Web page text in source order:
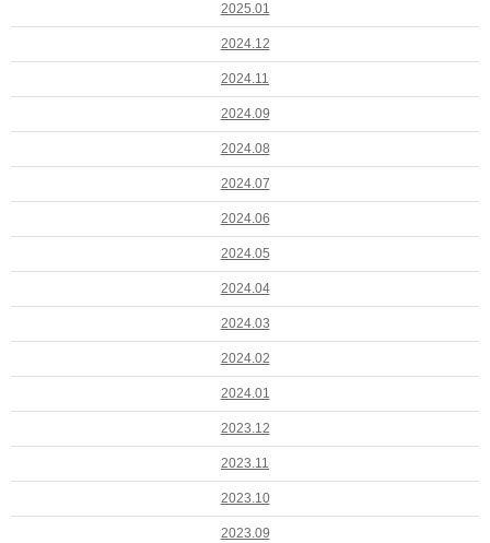
2025.01
2024.12
2024.11
2024.09
2024.08
2024.07
2024.06
2024.05
2024.04
2024.03
2024.02
2024.01
2023.12
2023.11
2023.10
2023.09